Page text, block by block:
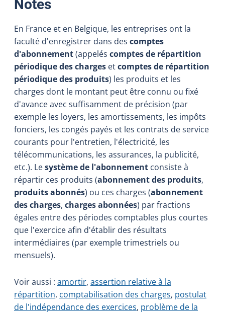
Notes:
En France et en Belgique, les entreprises ont la
faculté d'enregistrer dans des comptes
d'abonnement(appelés comptes de répartition
périodique des charges etcomptes de répartition
périodique des produits) les produits et les
charges dont le montant peut être connu ou fixé
d'avance avec suffisamment de précision (par
exemple les loyers, les amortissements, les impôts
fonciers, les congés payés et les contrats de service
courants pour l'entretien, l'électricité, les
télécommunications, les assurances, la publicité,
etc.). Lesystème de l'abonnement consiste à
répartir ces produits (abonnement des produits,
produits abonnés) ou ces charges (abonnement
des charges, charges abonnées) par fractions
égales entre des périodes comptables plus courtes
que l'exercice afin d'établir des résultats
intermédiaires (par exemple trimestriels ou
mensuels).
Voir aussi : amortir, assertion relative à la
répartition, comptabilisation des charges, postulat
de l'indépendance des exercices, problème de la